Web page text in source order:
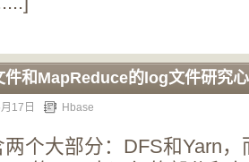
和MapReduce的log文件研究
17日 Hbase
个大部分：DFS和Yarn